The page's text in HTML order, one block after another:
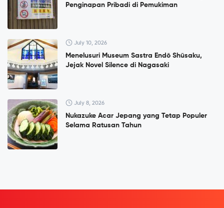
Penginapan Pribadi di Pemukiman
July 10, 2026
Menelusuri Museum Sastra Endō Shūsaku,
Jejak Novel Silence di Nagasaki
July 8, 2026
Nukazuke Acar Jepang yang Tetap Populer
Selama Ratusan Tahun